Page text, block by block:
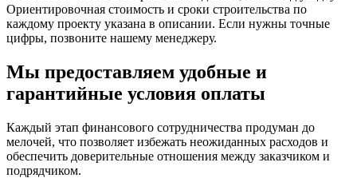
Ориентировочная стоимость и сроки строительства по
каждому проекту указана в описании. Если нужны точные
цифры, позвоните нашему менеджеру.
Мы предоставляем удобные и
гарантийные условия оплаты
Каждый этап финансового сотрудничества продуман до
мелочей, что позволяет избежать неожиданных расходов и
обеспечить доверительные отношения между заказчиком и
подрядчиком.